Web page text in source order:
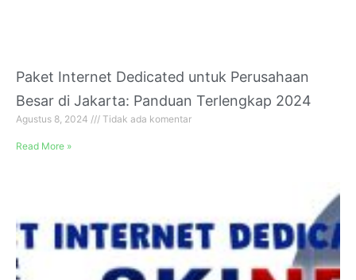
Paket Internet Dedicated untuk Perusahaan
Besar di Jakarta: Panduan Terlengkap 2024
Agustus 8, 2024 Tidak ada komentar
Read More »